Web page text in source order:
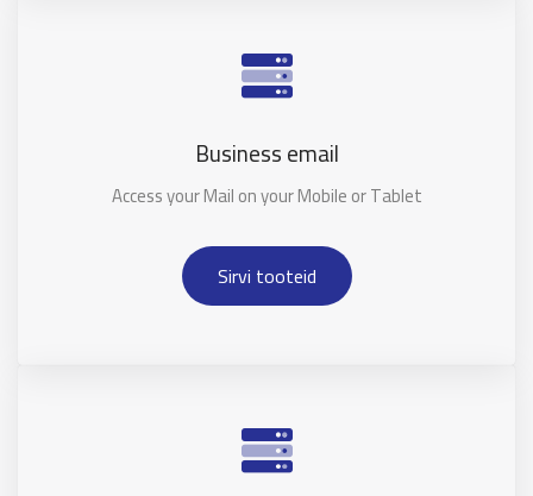
Business email
Access your Mail on your Mobile or Tablet
Sirvi tooteid